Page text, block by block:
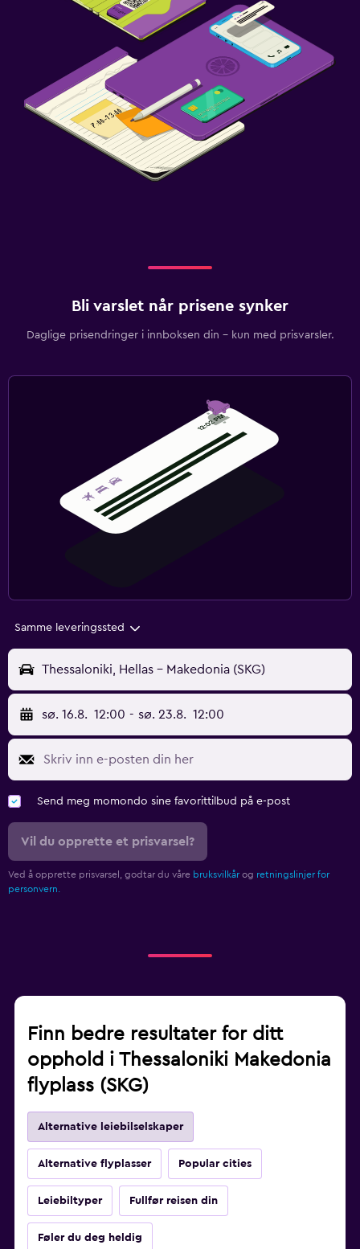
Bli varslet når prisene synker
Daglige prisendringer i innboksen din – kun med prisvarsler.
Samme leveringssted
Thessaloniki, Hellas - Makedonia (SKG)
sø. 16.8. 12:00 - sø. 23.8. 12:00
Send meg momondo sine favorittilbud på e-post
Vil du opprette et prisvarsel?
Ved å opprette prisvarsel, godtar du våre bruksvilkår og retningslinjer for
personvern.
Finn bedre resultater for ditt
opphold i Thessaloniki Makedonia
flyplass (SKG)
Alternative leiebilselskaper
Alternative flyplasser Popular cities
Leiebiltyper Fullfør reisen din
Føler du deg heldig